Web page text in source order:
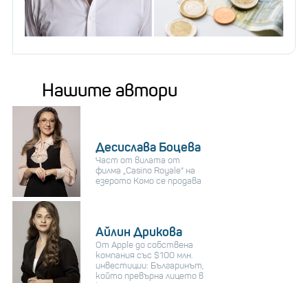
Нашите автори
Десислава Боцева
Част от вилата от
филма „Casino Royale“ на
езерото Комо се продава
Айлин Дрикова
От Apple до собствена
компания със $100 млн.
инвестиции: Българинът,
който превърна лицето в